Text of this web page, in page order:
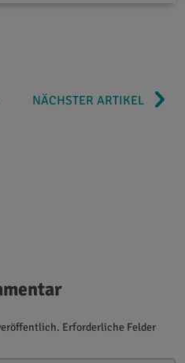
NÄCHSTER ARTIKEL
Erforderliche Felder